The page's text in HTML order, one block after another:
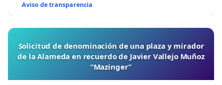
Aviso de transparencia
Solicitud de denominación de una plaza y mirador
de la Alameda en recuerdo de Javier Vallejo Muñoz
“Mazinger”